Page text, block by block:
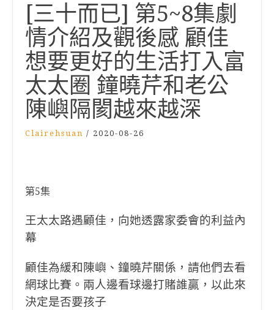
[三十而已] 第5~8集劇
情介紹及觀後感 顧佳
想要更好的生活打入富
太太圈 鐘曉芹和老公
陳嶼隔閡越來越深
Clairehsuan / 2020-08-26
第5集
王太太路遇顧佳，向她透露家委會的利益內
幕
顧佳為緩和陳嶼、鐘曉芹關係，請他們去看
網球比賽。兩人邊看球邊打賭誰贏，以此來
決定是否要孩子